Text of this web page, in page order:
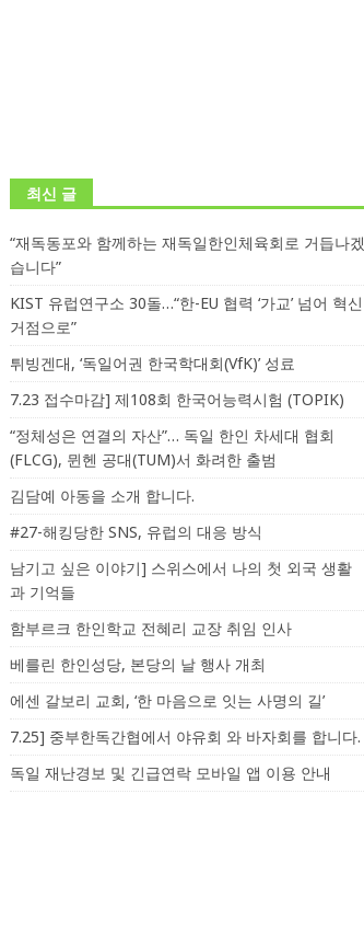
최신 글
“재독동포와 함께하는 재독일한인체육회로 거듭나겠
습니다”
KIST 유럽연구소 30돌…“한-EU 협력 ‘가교’ 넘어 혁신
거점으로”
튀빙겐대, ‘독일어권 한국학대회(VfK)’ 성료
7.23 접수마감] 제108회 한국어능력시험 (TOPIK)
“정체성은 연결의 자산”… 독일 한인 차세대 협회
(FLCG), 뮌헨 공대(TUM)서 화려한 출범
김담예 아동을 소개 합니다.
#27-해킹당한 SNS, 유럽의 대응 방식
남기고 싶은 이야기] 스위스에서 나의 첫 외국 생활
과 기억들
함부르크 한인학교 전혜리 교장 취임 인사
베를린 한인성당, 본당의 날 행사 개최
에센 갈보리 교회, ‘한 마음으로 잇는 사명의 길’
7.25] 중부한독간협에서 야유회 와 바자회를 합니다.
독일 재난경보 및 긴급연락 모바일 앱 이용 안내